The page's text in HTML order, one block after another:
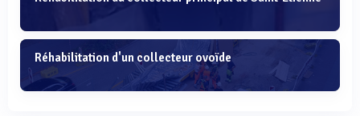
Réhabilitation d'un collecteur ovoïde